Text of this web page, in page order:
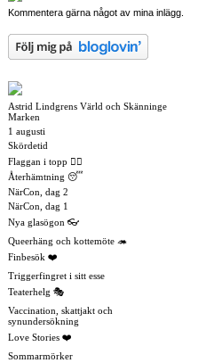
Kommentera gärna något av mina inlägg.
Astrid Lindgrens Värld och Skänninge
Marken
1 augusti
Skördetid
Flaggan i topp 🏳️‍🌈
Återhämtning 😴
NärCon, dag 2
NärCon, dag 1
Nya glasögon 👓
Queerhäng och kottemöte 🦔
Finbesök ❤️
Triggerfingret i sitt esse
Teaterhelg 🎭
Vaccination, skattjakt och
synundersökning
Love Stories ❤️
Sommarmörker